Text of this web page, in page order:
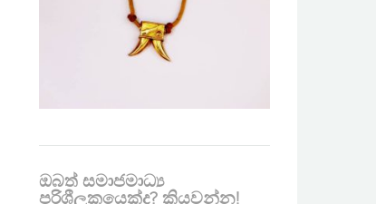
ඔබත් සමාජමාධ්‍ය
පරිශීලකයෙක්ද? කියවන්න!